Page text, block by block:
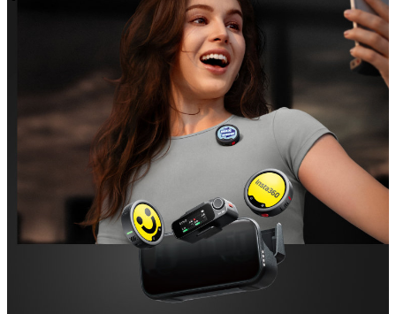
Need shopping help? | Chat with our experts now!
Insta360 Luna Ultra |Ya disponible | Envío gratuito